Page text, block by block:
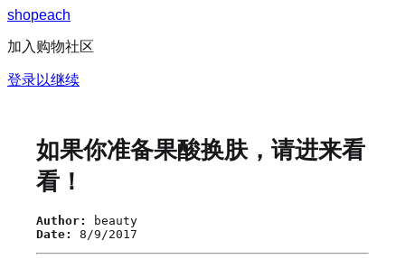
shopeach
加入购物社区
登录以继续
如果你准备果酸换肤，请进来看
看！
Author:
beauty
Date:
8/9/2017